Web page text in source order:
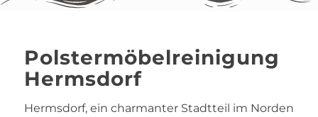
Polstermöbelreinigung
Hermsdorf
Hermsdorf, ein charmanter Stadtteil im Norden